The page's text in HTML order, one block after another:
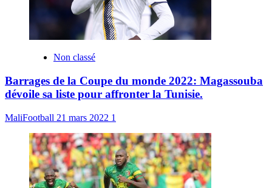
Non classé
Barrages de la Coupe du monde 2022: Magassouba
dévoile sa liste pour affronter la Tunisie.
MaliFootball 21 mars 2022 1